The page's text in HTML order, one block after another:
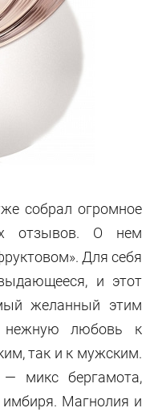
собрал огромное
отзывов. О нем
Для себя
и этот
желанный этим
любовь к
так и к мужским.
микс бергамота,
имбиря. Магнолия и